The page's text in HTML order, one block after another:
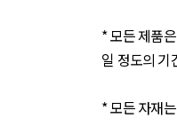
* 모든 제품
일 정도의 기
* 모든 자재